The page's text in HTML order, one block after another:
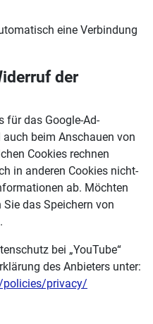
eine Verbindung
der
für das Google-Ad-
beim Anschauen von
Cookies rechnen
in anderen Cookies nicht-
ab. Möchten
das Speichern von
bei „YouTube“
des Anbieters unter:
privacy/